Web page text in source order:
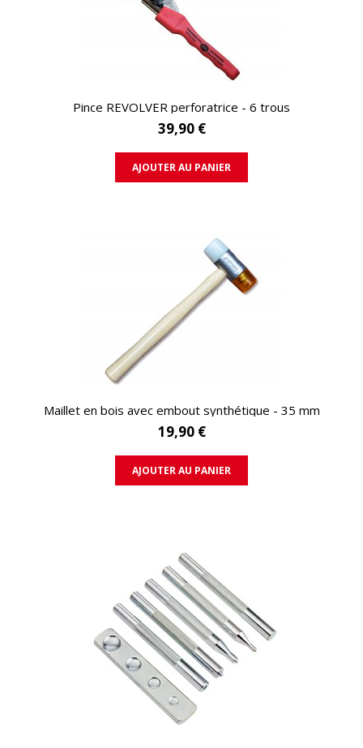
APERÇU RAPIDE
Pince REVOLVER perforatrice - 6 trous
39,90 €
AJOUTER AU PANIER
APERÇU RAPIDE
Maillet en bois avec embout synthétique - 35 mm
19,90 €
AJOUTER AU PANIER